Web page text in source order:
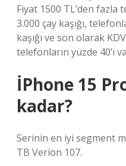
Fiyat 1500 TL’den fazla
3.000 çay kaşığı,
kaşığı ve son olarak
telefonların yüzde 40’ı
İPhone 15
kadar?
Serinin en iyi segment
TB Verion 107.